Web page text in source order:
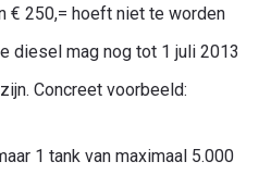
€ 250,= hoeft niet te worden
diesel mag nog tot 1 juli 2013
Concreet voorbeeld:
1 tank van maximaal 5.000